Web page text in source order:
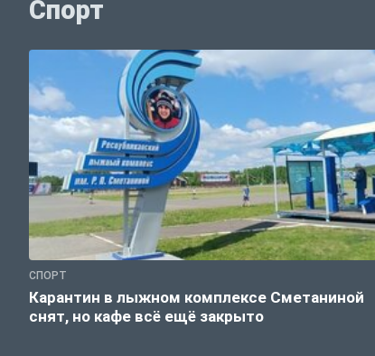
Спорт
СПОРТ
Карантин в лыжном комплексе Сметаниной
снят, но кафе всё ещё закрыто